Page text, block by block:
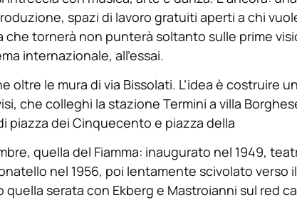
spazi di lavoro gratuiti aperti a chi
che tornerà non punterà soltanto sulle prime
internazionale, all’essai.
oltre le mura di via Bissolati. L’idea è costruire
che colleghi la stazione Termini a villa
piazza dei Cinquecento e piazza della
quella del Fiamma: inaugurato nel 1949,
nel 1956, poi lentamente scivolato verso
quella serata con Ekberg e Mastroianni sul red